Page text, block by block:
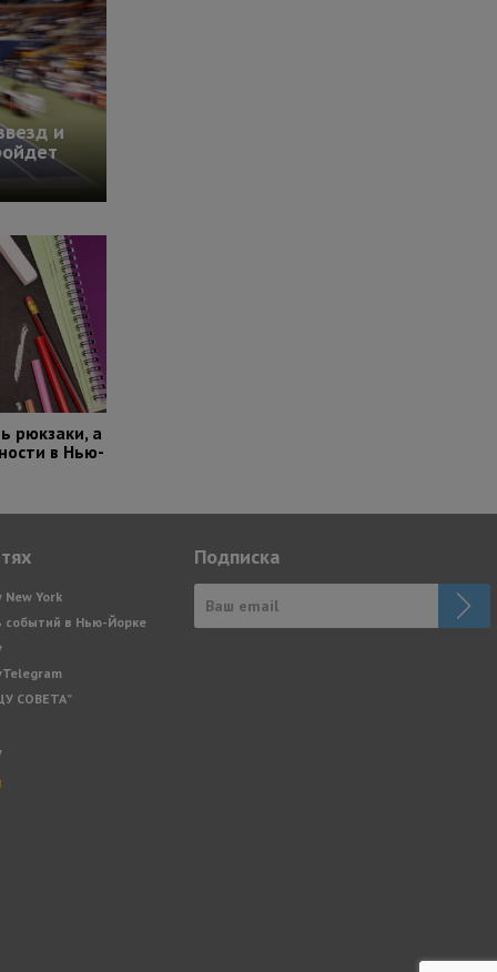
и
рюкзаки, а
в Нью-
New York
событий в Нью-Йорке
СОВЕТА”
Подписка